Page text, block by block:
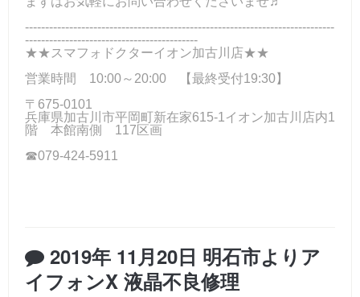
-----------------------------------------------------------------------------
-------------------------------------------
★★スマフォドクターイオン加古川店★★
営業時間 10:00～20:00 【最終受付19:30】
〒675-0101
兵庫県加古川市平岡町新在家615-1イオン加古川店内1
階 本館南側 117区画
☎079-424-5911
2019年 11月20日 明石市よりア
イフォンX 液晶不良修理